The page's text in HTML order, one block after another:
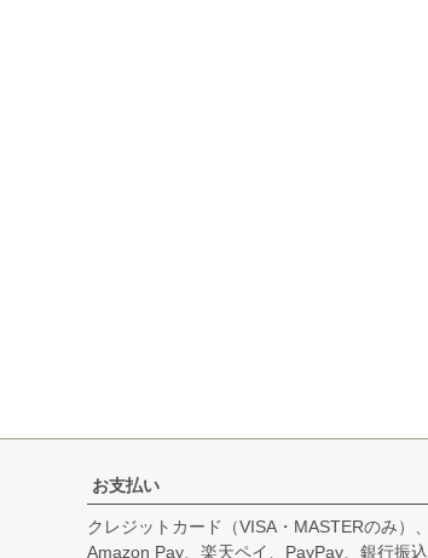
お支払い
クレジットカード（VISA・MASTERのみ）、
Amazon Pay、楽天ペイ、PayPay、銀行振込